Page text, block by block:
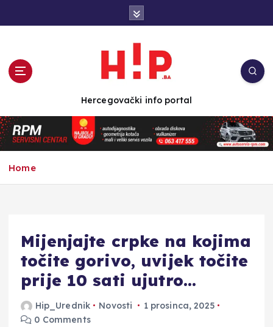
n
t
e
Hercegovački info portal
Home
Mijenjajte crpke na kojima
točite gorivo, uvijek točite
prije 10 sati ujutro…
Hip_Urednik Novosti
1 prosinca, 2025
0 Comments